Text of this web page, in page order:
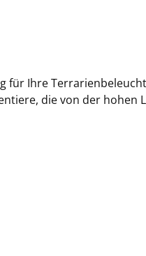
für Ihre
die von der hohen